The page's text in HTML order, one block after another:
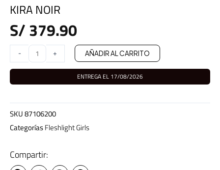
KIRA NOIR
S/379.90
-
NOIR
cantidad
+ AÑADIR AL CARRITO
ENTREGA EL 17/08/2026
SKU87106200
CategoríasFleshlight Girls
Compartir: